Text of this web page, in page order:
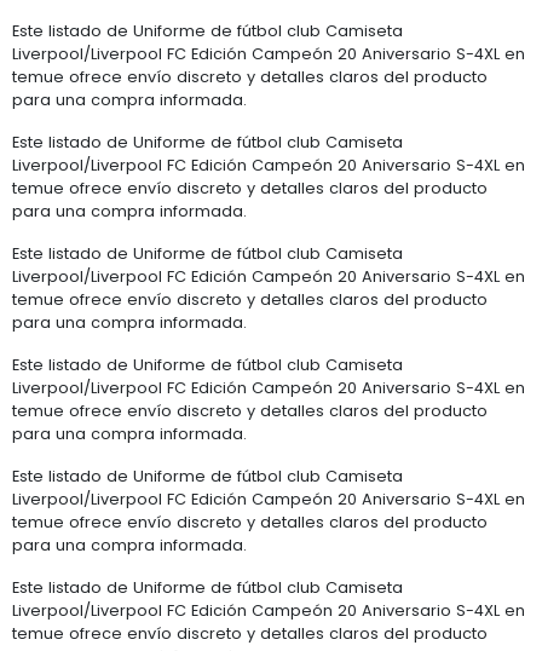
Este listado de Uniforme de fútbol club Camiseta
Liverpool/Liverpool FC Edición Campeón 20 Aniversario S-4XL en
temue ofrece envío discreto y detalles claros del producto
para una compra informada.
Este listado de Uniforme de fútbol club Camiseta
Liverpool/Liverpool FC Edición Campeón 20 Aniversario S-4XL en
temue ofrece envío discreto y detalles claros del producto
para una compra informada.
Este listado de Uniforme de fútbol club Camiseta
Liverpool/Liverpool FC Edición Campeón 20 Aniversario S-4XL en
temue ofrece envío discreto y detalles claros del producto
para una compra informada.
Este listado de Uniforme de fútbol club Camiseta
Liverpool/Liverpool FC Edición Campeón 20 Aniversario S-4XL en
temue ofrece envío discreto y detalles claros del producto
para una compra informada.
Este listado de Uniforme de fútbol club Camiseta
Liverpool/Liverpool FC Edición Campeón 20 Aniversario S-4XL en
temue ofrece envío discreto y detalles claros del producto
para una compra informada.
Este listado de Uniforme de fútbol club Camiseta
Liverpool/Liverpool FC Edición Campeón 20 Aniversario S-4XL en
temue ofrece envío discreto y detalles claros del producto